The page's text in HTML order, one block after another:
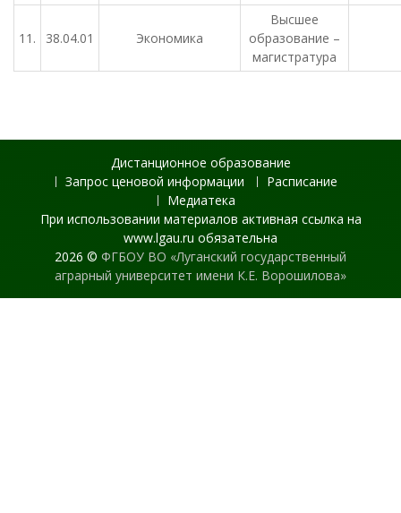
11. 38.04.01 Экономика
Высшее
образование –
магистратура
Дистанционное образование
Запрос ценовой информации
Расписание
Медиатека
При использовании материалов активная ссылка на
www.lgau.ru обязательна
2026 © ФГБОУ ВО «Луганский государственный
аграрный университет имени К.Е. Ворошилова»